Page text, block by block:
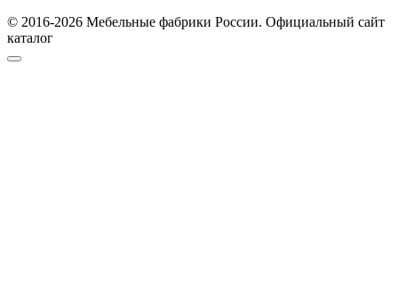
© 2016-2026 Мебельные фабрики России. Официальный сайт
каталог